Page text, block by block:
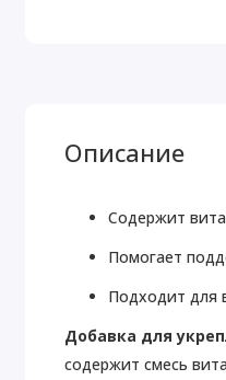
Описание
Содержит
Помогает
Подходит для
Добавка для
содержит смесь